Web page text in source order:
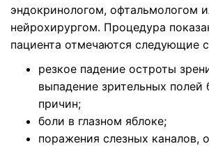
эндокринологом, офтальмологом
нейрохирургом. Процедура
пациента отмечаются следующие
резкое падение остроты
выпадение зрительных полей
причин;
боли в глазном яблоке;
поражения слезных каналов,